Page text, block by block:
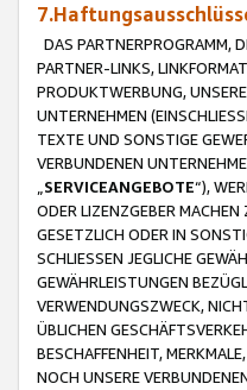
DAS PARTNERPROGRAMM,
PARTNER-LINKS,
PRODUKTWERBUNG,
UNTERNEHMEN
TEXTE UND SONSTIGE
VERBUNDENEN
SERVICEANGEBOTE“),
ODER LIZENZGEBER
GESETZLICH ODER IN
SCHLIESSEN JEGLICHE
GEWÄHRLEISTUNGEN
VERWENDUNGSZWECK,
ÜBLICHEN
BESCHAFFENHEIT,
NOCH UNSERE